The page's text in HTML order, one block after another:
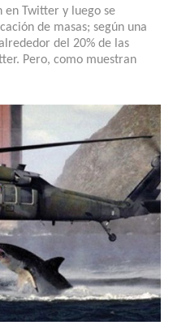
en Twitter y luego se
de masas; según una
del 20% de las
Pero, como muestran